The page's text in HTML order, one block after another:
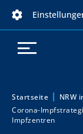
Sie sind hier:
Startseite NRW
Corona-
Impfzentren